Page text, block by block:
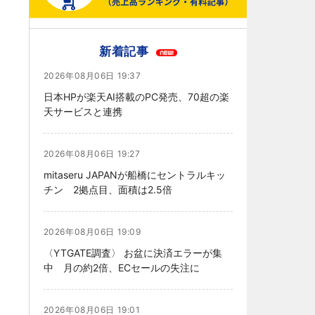
新着記事
2026年08月06日 19:37
日本HPが楽天AI搭載のPC発売、70超の楽
天サービスと連携
2026年08月06日 19:27
mitaseru JAPANが船橋にセントラルキッ
チン 2拠点目、面積は2.5倍
2026年08月06日 19:09
〈YTGATE調査〉 お盆に決済エラーが集
中 月の約2倍、ECセールの失注に
2026年08月06日 19:01